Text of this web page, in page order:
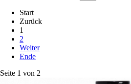
Start
Zurück
1
2
Weiter
Ende
Seite 1 von 2